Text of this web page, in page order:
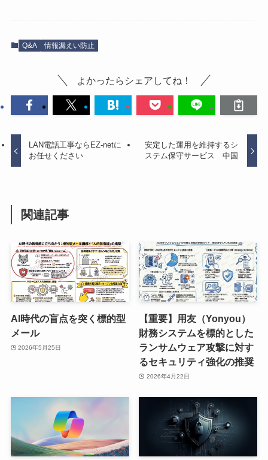
Q&A 情報漏えい防止
よかったらシェアしてね！
LAN電話工事ならEZ-netに
お任せください
安定した運用を維持するシ
ステム保守サービス 中国
関連記事
AI時代の盲点を突く標的型
メール
2026年5月25日
【重要】用友（Yonyou）
財務システムを標的とした
ランサムウェア攻撃に対す
るセキュリティ強化の推奨
2026年4月22日